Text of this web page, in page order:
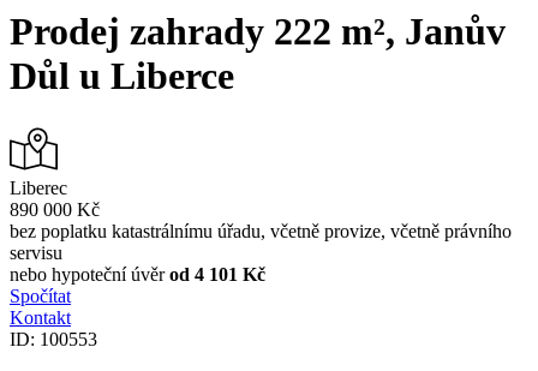
Prodej zahrady 222 m², Janův
Důl u Liberce
Liberec
890 000 Kč
bez poplatku katastrálnímu úřadu, včetně provize, včetně právního
servisu
nebo hypoteční úvěrod 4 101 Kč
Spočítat
Kontakt
ID: 100553